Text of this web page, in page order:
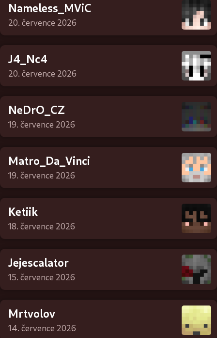
Nameless_MViC
20. července 2026
J4_Nc4
20. července 2026
NeDrO_CZ
19. července 2026
Matro_Da_Vinci
19. července 2026
Ketiik
18. července 2026
Jejescalator
15. července 2026
Mrtvolov
14. července 2026